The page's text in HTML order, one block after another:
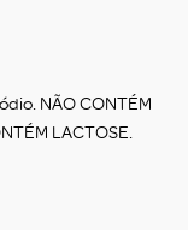
NÃO CONTÉM
LACTOSE.